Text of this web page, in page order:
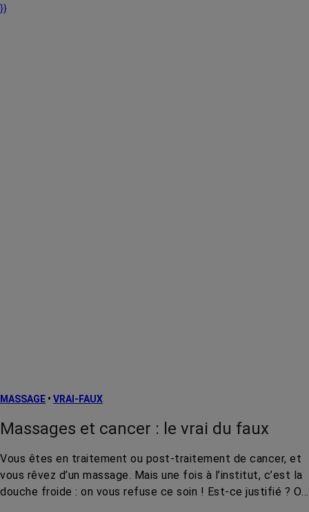
}}
MASSAGE • VRAI-FAUX
Massages et cancer : le vrai du faux
Vous êtes en traitement ou post-traitement de cancer, et
vous rêvez d’un massage. Mais une fois à l’institut, c’est la
douche froide : on vous refuse ce soin ! Est-ce justifié ? On